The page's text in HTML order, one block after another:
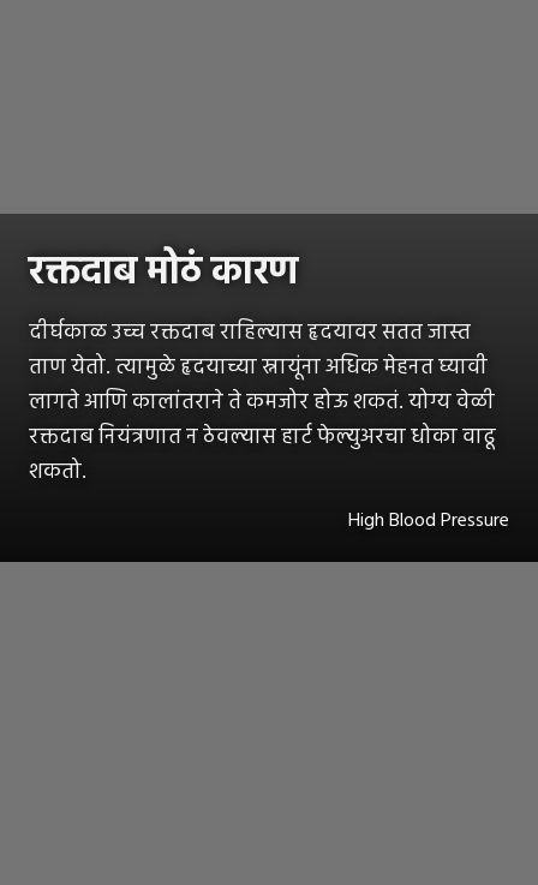
रक्तदाब मोठं कारण
दीर्घकाळ उच्च रक्तदाब राहिल्यास हृदयावर सतत जास्त
ताण येतो. त्यामुळे हृदयाच्या स्नायूंना अधिक मेहनत घ्यावी
लागते आणि कालांतराने ते कमजोर होऊ शकतं. योग्य वेळी
रक्तदाब नियंत्रणात न ठेवल्यास हार्ट फेल्युअरचा धोका वाढू
शकतो.
High Blood Pressure